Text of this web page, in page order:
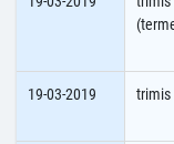
19-03-2019 trimis